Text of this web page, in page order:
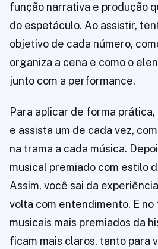
função narrativa e produção
do espetáculo. Ao assistir,
objetivo de cada número,
organiza a cena e como o
junto com a performance.
Para aplicar de forma
e assista um de cada vez,
na trama a cada música.
musical premiado com estilo
Assim, você sai da
volta com entendimento. E no
musicais mais premiados da
ficam mais claros, tanto para